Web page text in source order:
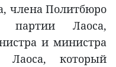
члена Политбюро
партии Лаоса,
и министра
Лаоса, который